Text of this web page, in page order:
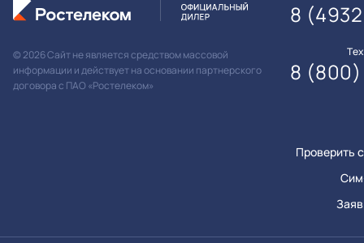
© 2026 Сайт не является средством массовой
информации и действует на основании партнерского
договора с ПАО «Ростелеком»
Проверить
8
8